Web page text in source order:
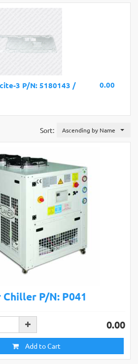
0.00
3 P/N: 5180143 /
Sort: Ascending by Name
P/N: P041
0.00
Add to Cart